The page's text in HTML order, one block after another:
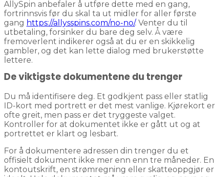
AllySpin anbefaler å utføre dette med en gang,
fortrinnsvis før du skal ta ut midler for aller første
gang https://allysspins.com/no-no/. Venter du til
utbetaling, forsinker du bare deg selv. Å være
fremoverlent indikerer også at du er en skikkelig
gambler, og det kan lette dialog med brukerstøtte
lettere.
De viktigste dokumentene du trenger
Du må identifisere deg. Et godkjent pass eller statlig
ID-kort med portrett er det mest vanlige. Kjørekort er
ofte greit, men pass er det tryggeste valget.
Kontroller for at dokumentet ikke er gått ut og at
portrettet er klart og lesbart.
For å dokumentere adressen din trenger du et
offisielt dokument ikke mer enn enn tre måneder. En
kontoutskrift, en strømregning eller skatteoppgjør er